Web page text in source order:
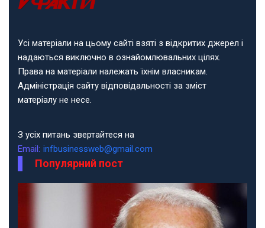
Усі матеріали на цьому сайті взяті з відкритих джерел і
надаються виключно в ознайомлювальних цілях.
Права на матеріали належать їхнім власникам.
Адміністрація сайту відповідальності за зміст
матеріалу не несе.
З усіх питань звертайтеся на
Email: infbusinessweb@gmail.com
Популярний пост